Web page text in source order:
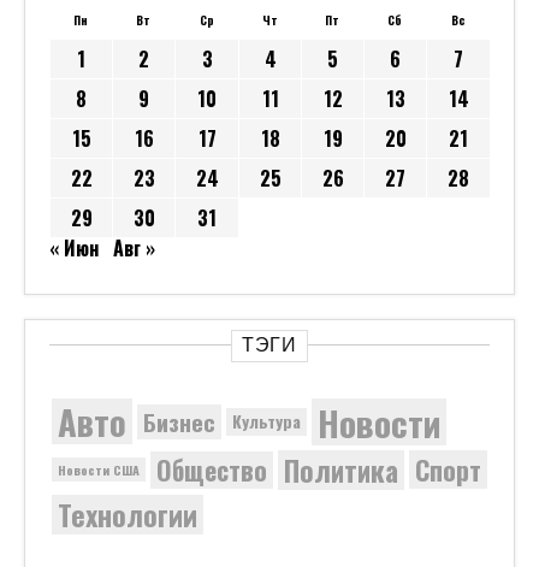
Пн Вт Ср Чт Пт Сб Вс
1 2 3 4 5 6
7
8
9 10 11 12 13
14
15
16 17 18 19 20
21
22
23 24 25 26 27
28
29
30
31
« Июн Авг »
ТЭГИ
Авто Бизнес Культура Новости
Новости США Общество Политика Спорт
Технологии